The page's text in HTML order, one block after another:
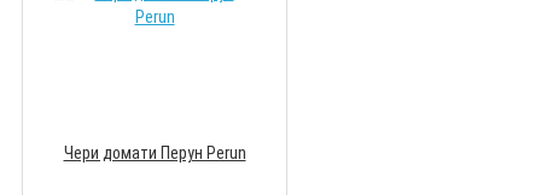
Чери домати Перун Perun